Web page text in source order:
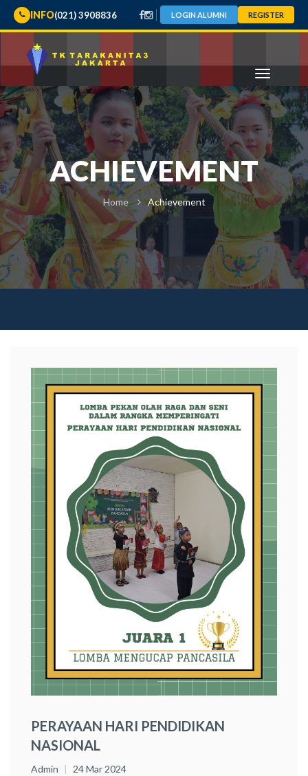
INFO(021) 3908836 LOGIN ALUMNI REGISTER
ACHIEVEMENT
Home Achievement
PERAYAAN HARI PENDIDIKAN
NASIONAL
Admin
24 Mar 2024